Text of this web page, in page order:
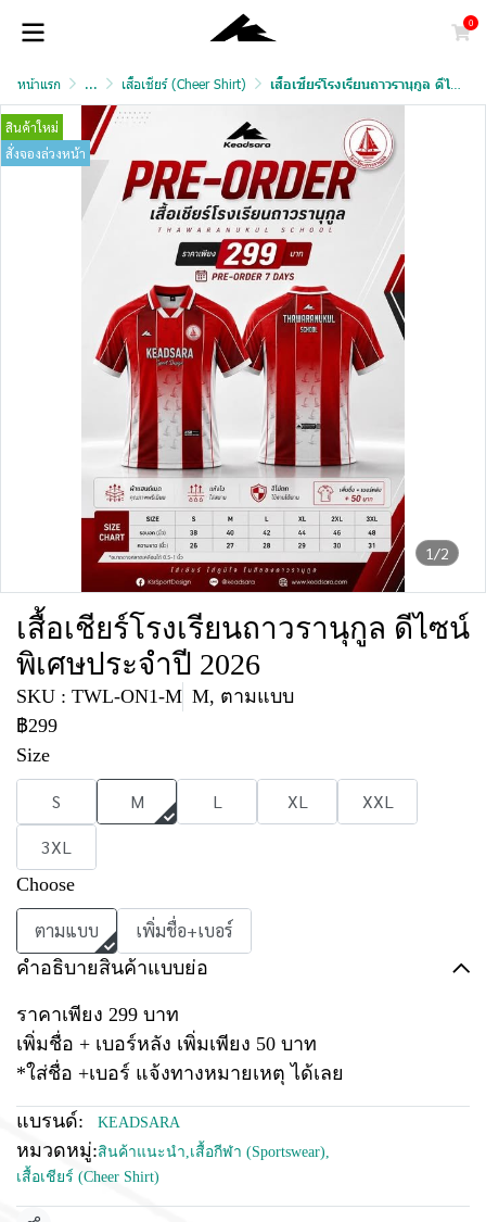
0
หน้าแรก ... เสื้อเชียร์ (Cheer Shirt) เสื้อเชียร์โรงเรียนถาวรานุกูล ดีไซน์พิเศษประจำปี 2026
1/2
สินค้าใหม่
สั่งจองล่วงหน้า
เสื้อเชียร์โรงเรียนถาวรานุกูล ดีไซน์
พิเศษประจำปี 2026
SKU : TWL-ON1-M M, ตามแบบ
฿299
Size
S M L XL
XXL
3XL
Choose
ตามแบบ เพิ่มชื่อ+เบอร์
คำอธิบายสินค้าแบบย่อ
ราคาเพียง 299 บาท
เพิ่มชื่อ + เบอร์หลัง เพิ่มเพียง 50 บาท
*ใส่ชื่อ +เบอร์ แจ้งทางหมายเหตุ ได้เลย
แบรนด์: KEADSARA
หมวดหมู่:สินค้าแนะนำ,เสื้อกีฬา (Sportswear),
เสื้อเชียร์ (Cheer Shirt)